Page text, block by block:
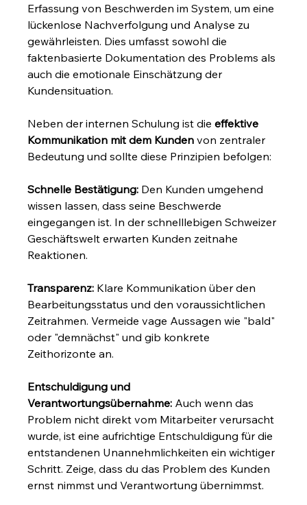
Erfassung von Beschwerden im System, um eine
lückenlose Nachverfolgung und Analyse zu
gewährleisten. Dies umfasst sowohl die
faktenbasierte Dokumentation des Problems als
auch die emotionale Einschätzung der
Kundensituation.
Neben der internen Schulung ist die effektive
Kommunikation mit dem Kunden von zentraler
Bedeutung und sollte diese Prinzipien befolgen:
Schnelle Bestätigung: Den Kunden umgehend
wissen lassen, dass seine Beschwerde
eingegangen ist. In der schnelllebigen Schweizer
Geschäftswelt erwarten Kunden zeitnahe
Reaktionen.
Transparenz: Klare Kommunikation über den
Bearbeitungsstatus und den voraussichtlichen
Zeitrahmen. Vermeide vage Aussagen wie "bald"
oder "demnächst" und gib konkrete
Zeithorizonte an.
Entschuldigung und
Verantwortungsübernahme: Auch wenn das
Problem nicht direkt vom Mitarbeiter verursacht
wurde, ist eine aufrichtige Entschuldigung für die
entstandenen Unannehmlichkeiten ein wichtiger
Schritt. Zeige, dass du das Problem des Kunden
ernst nimmst und Verantwortung übernimmst.